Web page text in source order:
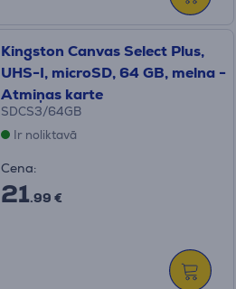
Kingston Canvas Select Plus,
UHS-I, microSD, 64 GB, melna -
Atmiņas karte
SDCS3/64GB
Ir noliktavā
Cena:
21.99 €